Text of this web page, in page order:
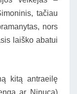
tačiau
nors
laiško abatui
kitą antraeilę
ar Ninucą)